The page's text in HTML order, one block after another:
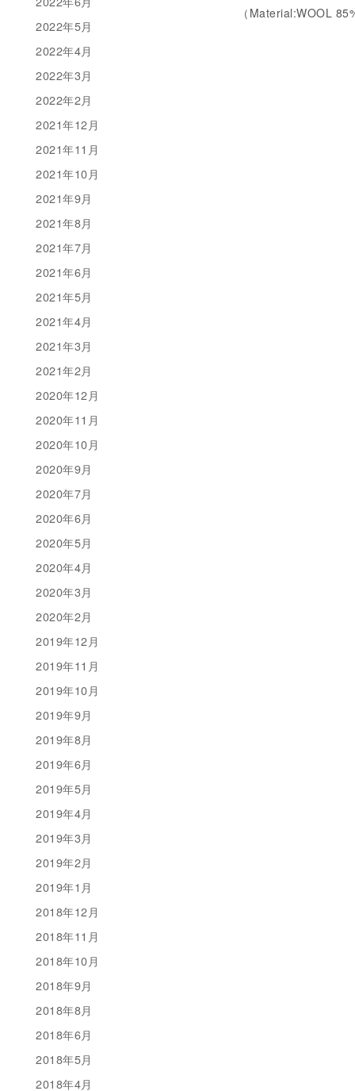
（Material:WOOL
2022年5月
2022年4月
2022年3月
2022年2月
2021年12月
2021年11月
2021年10月
2021年9月
2021年8月
2021年7月
2021年6月
2021年5月
2021年4月
2021年3月
2021年2月
2020年12月
2020年11月
2020年10月
2020年9月
2020年7月
2020年6月
2020年5月
2020年4月
2020年3月
2020年2月
2019年12月
2019年11月
2019年10月
2019年9月
2019年8月
2019年6月
2019年5月
2019年4月
2019年3月
2019年2月
2019年1月
2018年12月
2018年11月
2018年10月
2018年9月
2018年8月
2018年6月
2018年5月
2018年4月